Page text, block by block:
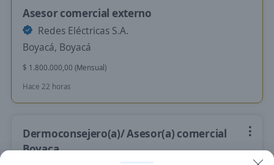
Asesor comercial externo
Redes Eléctricas S.A.
Boyacá, Boyacá
$ 1.800.000,00 (Mensual)
Hace 22 horas
Dermoconsejero(a)/ Asesor(a) comercial
Boyaca